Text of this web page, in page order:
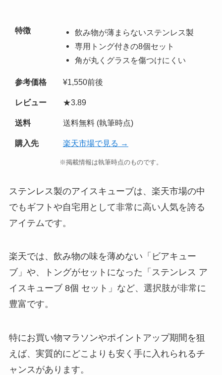
特徴
飲み物が薄まらないステンレス製
専用トング付きの8個セット
角が丸くグラスを傷つけにくい
参考価格 ¥1,550前後
レビュー ★3.89
送料 送料無料 (執筆時点)
購入先 楽天市場で見る →
※掲載情報は執筆時点のものです。
ステンレス製のアイスキューブは、楽天市場の中
でもギフトや自宅用として非常に高い人気を誇る
アイテムです。
楽天では、飲み物の味を薄めない「ビアキュー
ブ」や、トングがセットになった「ステンレス ア
イスキューブ 8個 セット」など、選択肢が非常に
豊富です。
特にお買い物マラソンやポイントアップ期間を狙
えば、実質的にどこよりも安く手に入れられるチ
ャンスがあります。